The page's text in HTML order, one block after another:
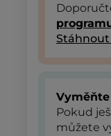
Pokud
můžete